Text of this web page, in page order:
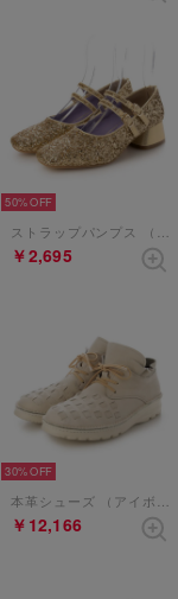
50%
￥2,695
30%
￥12,166